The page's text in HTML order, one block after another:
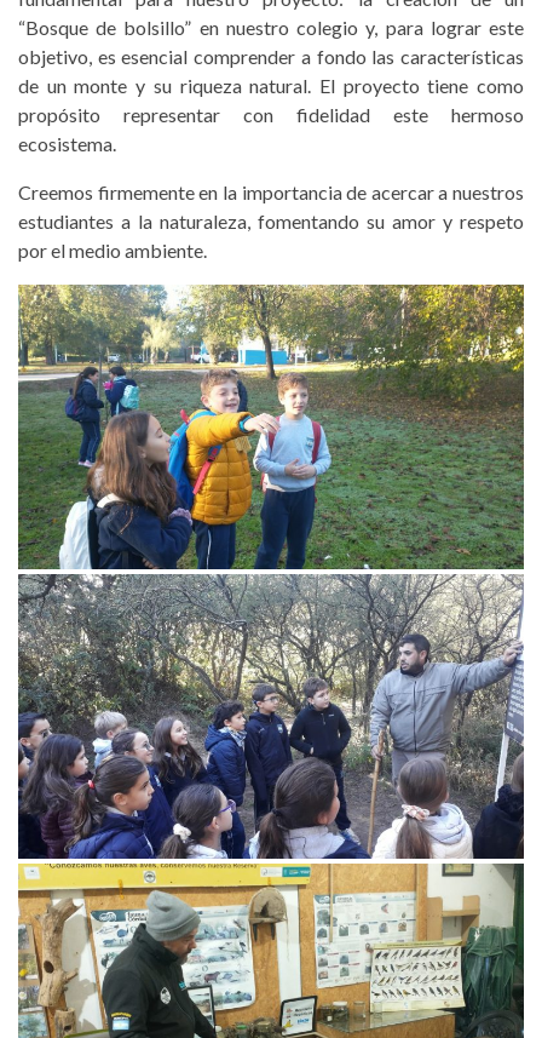
“Bosque de bolsillo” en nuestro colegio y, para lograr este
objetivo, es esencial comprender a fondo las características
de un monte y su riqueza natural. El proyecto tiene como
propósito representar con fidelidad este hermoso
ecosistema.
Creemos firmemente en la importancia de acercar a nuestros
estudiantes a la naturaleza, fomentando su amor y respeto
por el medio ambiente.